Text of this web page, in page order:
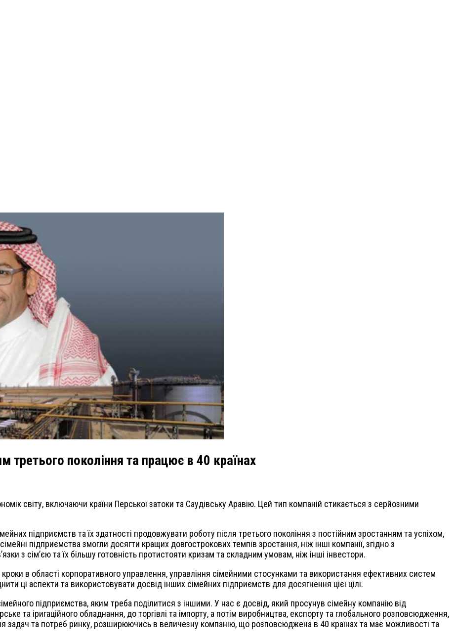
третього покоління та працює в 40 країнах
світу, включаючи країни Перської затоки та Саудівську Аравію. Цей тип компаній стикається з серйозними
підприємств та їх здатності продовжувати роботу після третього покоління з постійним зростанням та успіхом,
підприємства змогли досягти кращих довгострокових темпів зростання, ніж інші компанії, згідно з
з сім’єю та їх більшу готовність протистояти кризам та складним умовам, ніж інші інвестори.
в області корпоративного управлення, управління сімейними стосунками та використання ефективних систем
ці аспекти та використовувати досвід інших сімейних підприємств для досягнення цієї цілі.
підприємства, яким треба поділитися з іншими. У нас є досвід, який просунув сімейну компанію від
та іригаційного обладнання, до торгівлі та імпорту, а потім виробництва, експорту та глобального розповсюдження,
задач та потреб ринку, розширюючись в величезну компанію, що розповсюджена в 40 країнах та має можливості та